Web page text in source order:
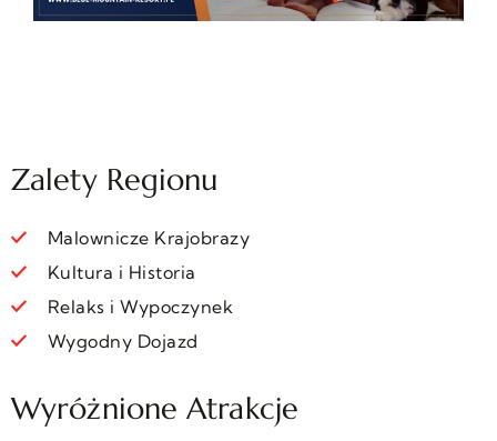
Zalety Regionu
Malownicze Krajobrazy
Kultura i Historia
Relaks i Wypoczynek
Wygodny Dojazd
Wyróżnione Atrakcje